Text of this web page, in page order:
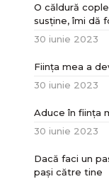
O căldură
susține, îmi dă
30 iunie 2023
Ființa mea a
30 iunie 2023
Aduce în ființa
30 iunie 2023
Dacă faci un
paşi către tine